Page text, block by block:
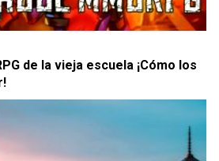
de la vieja escuela ¡Cómo los